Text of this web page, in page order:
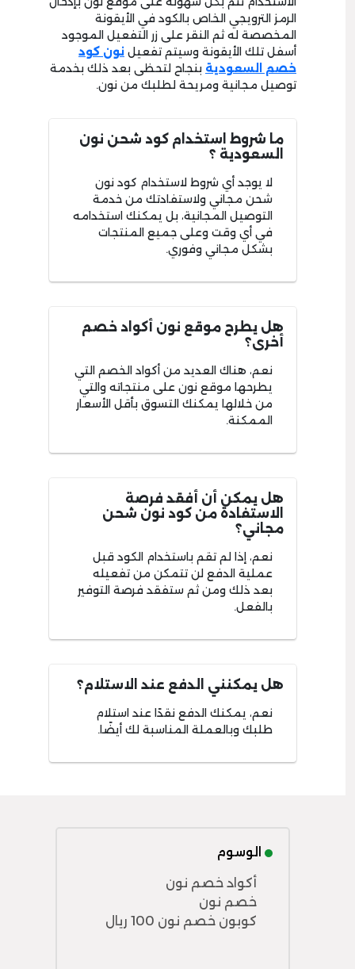
الرمز الترويجي الخاص بالكود في الأيقونة
المخصصة له ثم النقر على زر التفعيل الموجود
أسفل تلك الأيقونة وسيتم تفعيل نون كود
خصم السعودية بنجاح لتحظى بعد ذلك بخدمة
توصيل مجانية ومريحة لطلبك من نون.
ما شروط استخدام كود شحن نون
السعودية ؟
لا يوجد أي شروط لاستخدام كود نون
شحن مجاني ولاستفادتك من خدمة
التوصيل المجانية، بل يمكنك استخدامه
في أي وقت وعلى جميع المنتجات
بشكل مجاني وفوري.
هل يطرح موقع نون أكواد خصم
أخرى؟
نعم، هناك العديد من أكواد الخصم التي
يطرحها موقع نون على منتجاته والتي
من خلالها يمكنك التسوق بأقل الأسعار
الممكنة.
هل يمكن أن أفقد فرصة
الاستفادة من كود نون شحن
مجاني؟
نعم، إذا لم تقم باستخدام الكود قبل
عملية الدفع لن تتمكن من تفعيله
بعد ذلك ومن ثم ستفقد فرصة التوفير
بالفعل.
هل يمكنني الدفع عند الاستلام؟
نعم، يمكنك الدفع نقدًا عند استلام
طلبك وبالعملة المناسبة لك أيضًا.
الوسوم
أكواد خصم نون
خصم نون
كوبون خصم نون 100 ريال